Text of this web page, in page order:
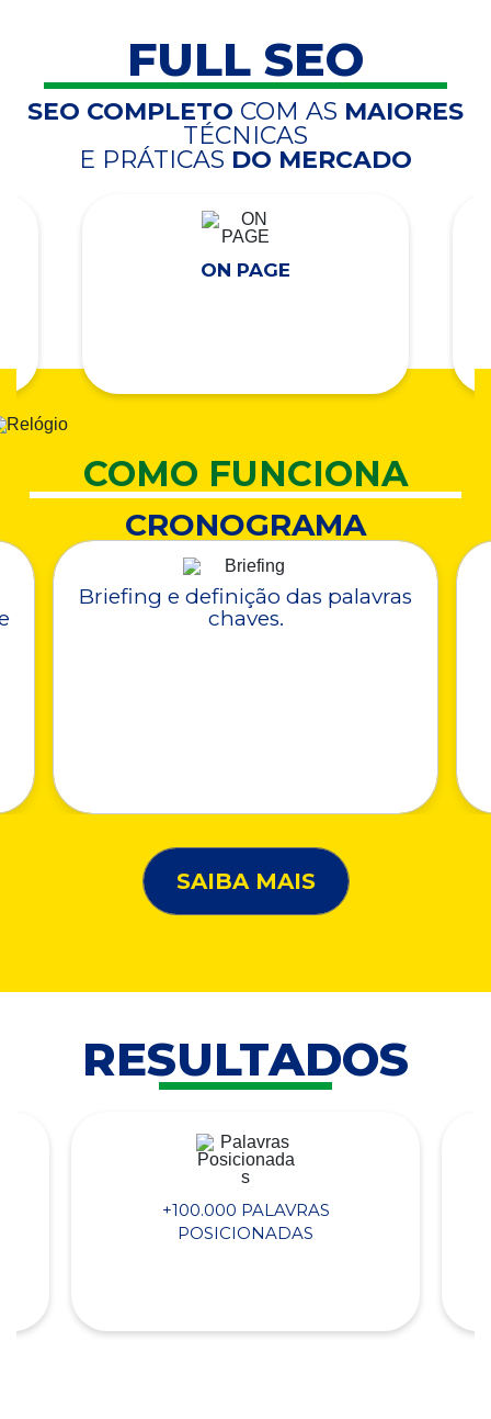
FULL SEO
SEO COMPLETO COM AS MAIORES
TÉCNICAS
E PRÁTICAS DO MERCADO
ON PAGE
COMO FUNCIONA
CRONOGRAMA
Briefing e definição das palavras
chaves.
SAIBA MAIS
RESULTADOS
+100.000 PALAVRAS
POSICIONADAS